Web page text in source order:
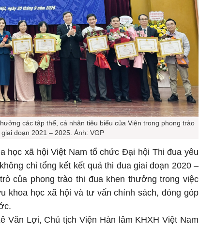
các tập thể, cá nhân tiêu biểu của Viện trong phong trào
đoạn 2021 – 2025. Ảnh: VGP
học xã hội Việt Nam tổ chức Đại hội Thi đua yêu
chỉ tổng kết kết quả thi đua giai đoạn 2020 –
của phong trào thi đua khen thưởng trong việc
khoa học xã hội và tư vấn chính sách, đóng góp
Văn Lợi, Chủ tịch Viện Hàn lâm KHXH Việt Nam